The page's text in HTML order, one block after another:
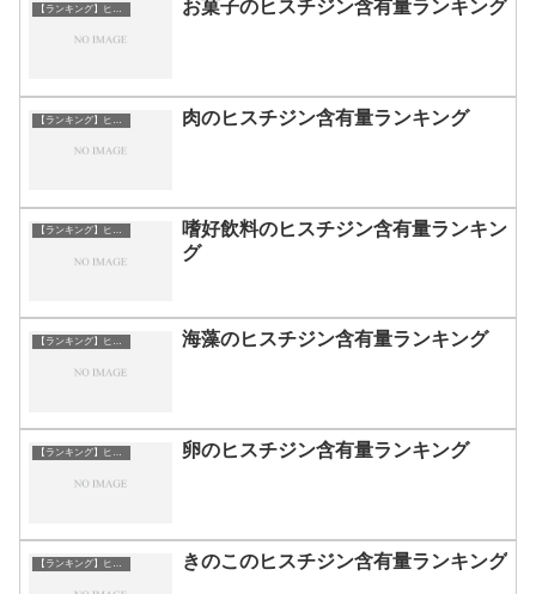
お菓子のヒスチジン含有量ランキング
肉のヒスチジン含有量ランキング
【ランキング】ヒスチジン
嗜好飲料のヒスチジン含有量ランキン
グ
【ランキング】ヒスチジン 海藻のヒスチジン含有量ランキング
【ランキング】ヒスチジン 卵のヒスチジン含有量ランキング
【ランキング】ヒスチジン きのこのヒスチジン含有量ランキング